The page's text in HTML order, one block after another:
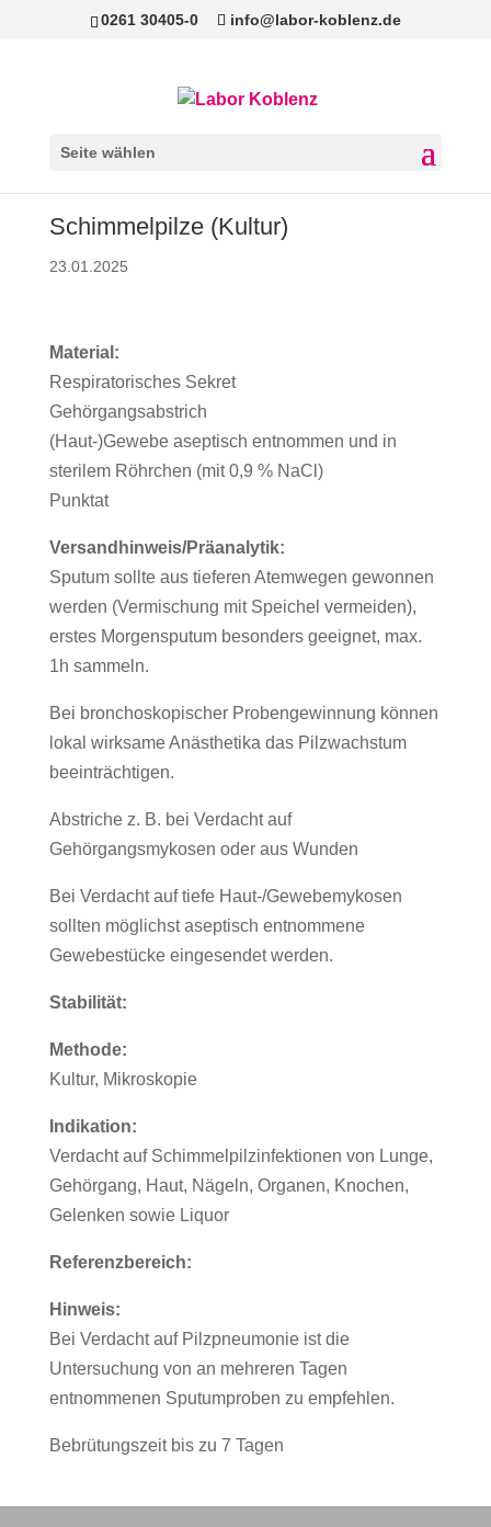
0261 30405-0 info@labor-koblenz.de
Seite wählen
Schimmelpilze (Kultur)
23.01.2025
Material:
Respiratorisches Sekret
Gehörgangsabstrich
(Haut-)Gewebe aseptisch entnommen und in
sterilem Röhrchen (mit 0,9 % NaCl)
Punktat
Versandhinweis/Präanalytik:
Sputum sollte aus tieferen Atemwegen gewonnen
werden (Vermischung mit Speichel vermeiden),
erstes Morgensputum besonders geeignet, max.
1h sammeln.
Bei bronchoskopischer Probengewinnung können
lokal wirksame Anästhetika das Pilzwachstum
beeinträchtigen.
Abstriche z. B. bei Verdacht auf
Gehörgangsmykosen oder aus Wunden
Bei Verdacht auf tiefe Haut-/Gewebemykosen
sollten möglichst aseptisch entnommene
Gewebestücke eingesendet werden.
Stabilität:
Methode:
Kultur, Mikroskopie
Indikation:
Verdacht auf Schimmelpilzinfektionen von Lunge,
Gehörgang, Haut, Nägeln, Organen, Knochen,
Gelenken sowie Liquor
Referenzbereich:
Hinweis:
Bei Verdacht auf Pilzpneumonie ist die
Untersuchung von an mehreren Tagen
entnommenen Sputumproben zu empfehlen.
Bebrütungszeit bis zu 7 Tagen